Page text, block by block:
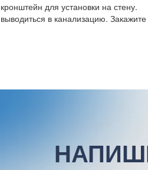
для установки на стену.
в канализацию. Закажите